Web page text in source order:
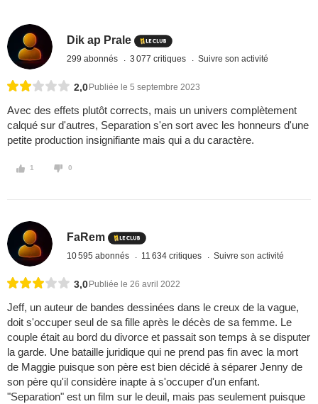
Dik ap Prale
299 abonnés 3 077 critiques Suivre son activité
2,0 Publiée le 5 septembre 2023
Avec des effets plutôt corrects, mais un univers complètement
calqué sur d'autres, Separation s'en sort avec les honneurs d'une
petite production insignifiante mais qui a du caractère.
1 0
FaRem
10 595 abonnés 11 634 critiques Suivre son activité
3,0 Publiée le 26 avril 2022
Jeff, un auteur de bandes dessinées dans le creux de la vague,
doit s'occuper seul de sa fille après le décès de sa femme. Le
couple était au bord du divorce et passait son temps à se disputer
la garde. Une bataille juridique qui ne prend pas fin avec la mort
de Maggie puisque son père est bien décidé à séparer Jenny de
son père qu'il considère inapte à s'occuper d'un enfant.
"Separation" est un film sur le deuil, mais pas seulement puisque